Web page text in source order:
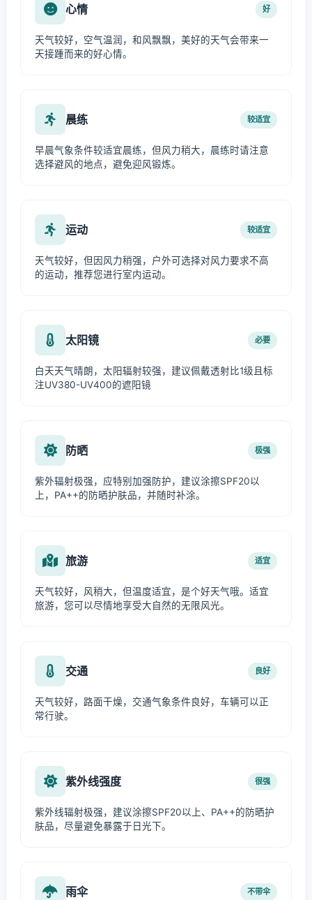
心情 好
天气较好，空气温润，和风飘飘，美好的天气会带来一
天接踵而来的好心情。
晨练 较适宜
早晨气象条件较适宜晨练，但风力稍大，晨练时请注意
选择避风的地点，避免迎风锻炼。
运动 较适宜
天气较好，但因风力稍强，户外可选择对风力要求不高
的运动，推荐您进行室内运动。
太阳镜 必要
白天天气晴朗，太阳辐射较强，建议佩戴透射比1级且标
注UV380-UV400的遮阳镜
防晒 极强
紫外辐射极强，应特别加强防护，建议涂擦SPF20以
上，PA++的防晒护肤品，并随时补涂。
旅游 适宜
天气较好，风稍大，但温度适宜，是个好天气哦。适宜
旅游，您可以尽情地享受大自然的无限风光。
交通 良好
天气较好，路面干燥，交通气象条件良好，车辆可以正
常行驶。
紫外线强度 很强
紫外线辐射极强，建议涂擦SPF20以上、PA++的防晒护
肤品，尽量避免暴露于日光下。
雨伞 不带伞